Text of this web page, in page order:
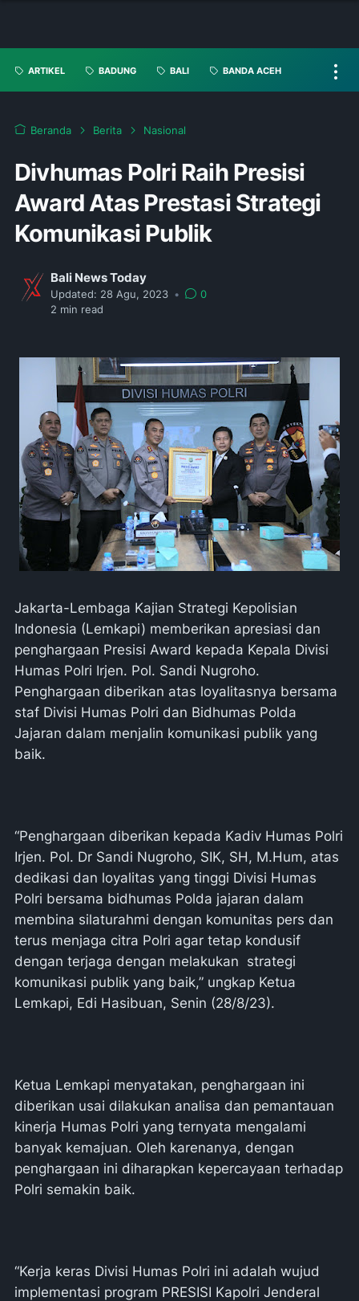
ARTIKEL BADUNG BALI BANDA ACEH
Beranda Berita Nasional
Divhumas Polri Raih Presisi
Award Atas Prestasi Strategi
Komunikasi Publik
Bali News Today
Updated: 28 Agu, 2023 •
0
2 min read
Jakarta-Lembaga Kajian Strategi Kepolisian
Indonesia (Lemkapi) memberikan apresiasi dan
penghargaan Presisi Award kepada Kepala Divisi
Humas Polri Irjen. Pol. Sandi Nugroho.
Penghargaan diberikan atas loyalitasnya bersama
staf Divisi Humas Polri dan Bidhumas Polda
Jajaran dalam menjalin komunikasi publik yang
baik.
“Penghargaan diberikan kepada Kadiv Humas Polri
Irjen. Pol. Dr Sandi Nugroho, SIK, SH, M.Hum, atas
dedikasi dan loyalitas yang tinggi Divisi Humas
Polri bersama bidhumas Polda jajaran dalam
membina silaturahmi dengan komunitas pers dan
terus menjaga citra Polri agar tetap kondusif
dengan terjaga dengan melakukan strategi
komunikasi publik yang baik,” ungkap Ketua
Lemkapi, Edi Hasibuan, Senin (28/8/23).
Ketua Lemkapi menyatakan, penghargaan ini
diberikan usai dilakukan analisa dan pemantauan
kinerja Humas Polri yang ternyata mengalami
banyak kemajuan. Oleh karenanya, dengan
penghargaan ini diharapkan kepercayaan terhadap
Polri semakin baik.
“Kerja keras Divisi Humas Polri ini adalah wujud
implementasi program PRESISI Kapolri Jenderal